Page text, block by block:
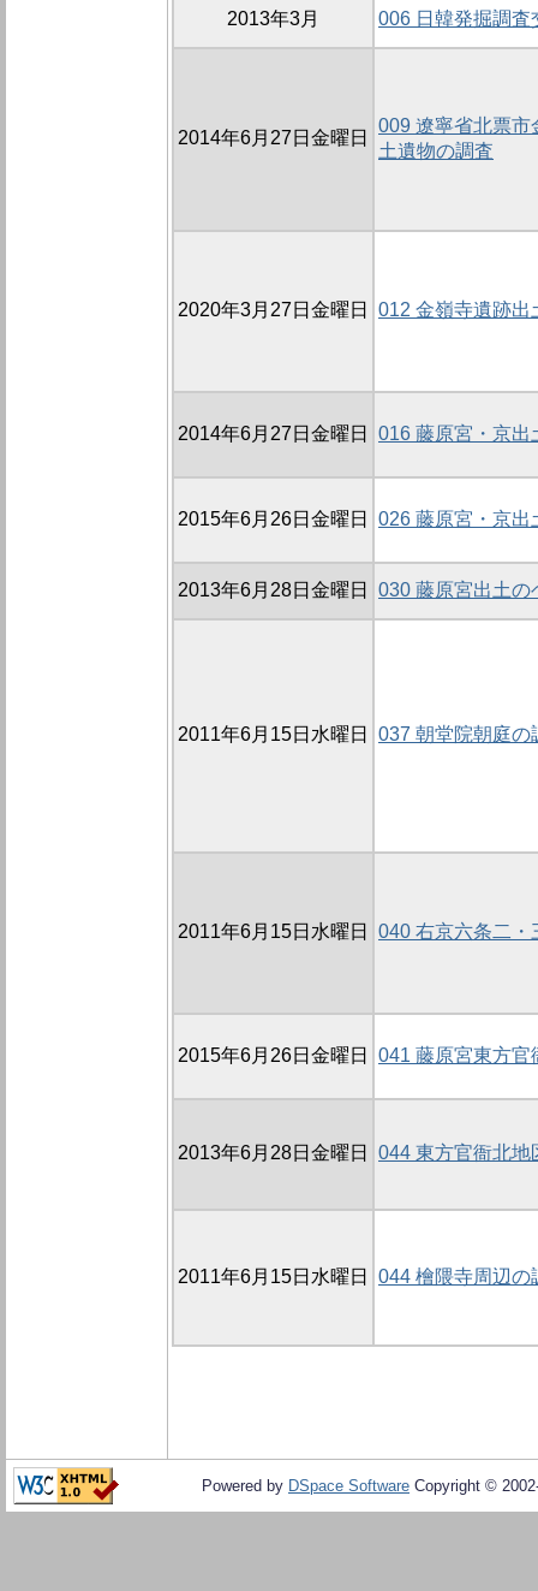
2013年3月 006 日韓発掘調査
2014年6月27日金曜日
009 遼寧省北票市
土遺物の調査
2020年3月27日金曜日 012 金嶺寺遺跡出
2014年6月27日金曜日 016 藤原宮・京出
2015年6月26日金曜日 026 藤原宮・京出
2013年6月28日金曜日 030 藤原宮出土の
2011年6月15日水曜日 037 朝堂院朝庭の
2011年6月15日水曜日 040 右京六条二・
2015年6月26日金曜日 041 藤原宮東方官
2013年6月28日金曜日 044 東方官衙北地
2011年6月15日水曜日 044 檜隈寺周辺の
Powered by DSpace Software Copyright ©